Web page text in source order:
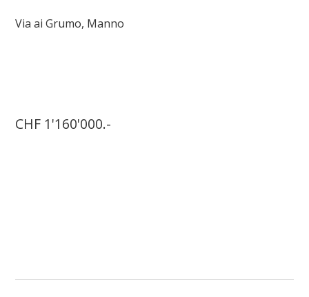
Via ai Grumo, Manno
CHF 1'160'000.-